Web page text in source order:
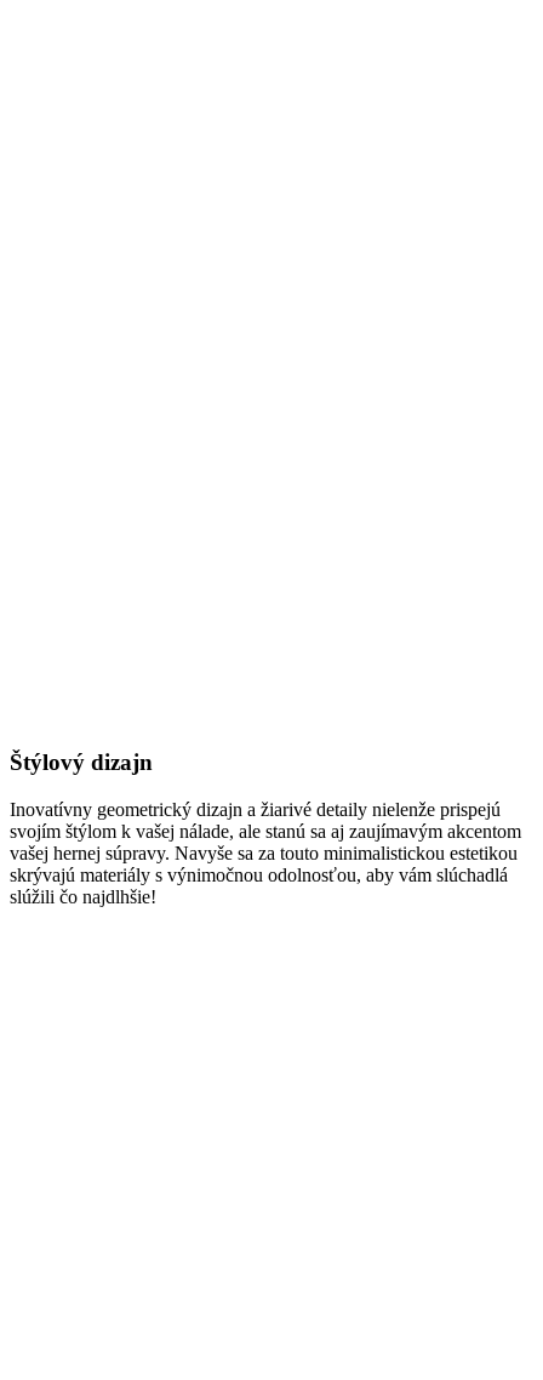
Štýlový dizajn
Inovatívny geometrický dizajn a žiarivé detaily nielenže prispejú
svojím štýlom k vašej nálade, ale stanú sa aj zaujímavým akcentom
vašej hernej súpravy. Navyše sa za touto minimalistickou estetikou
skrývajú materiály s výnimočnou odolnosťou, aby vám slúchadlá
slúžili čo najdlhšie!